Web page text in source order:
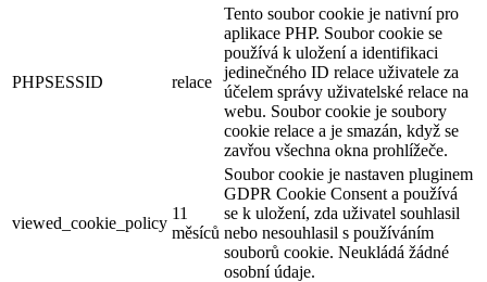
PHPSESSID relace
Tento soubor cookie je nativní pro
aplikace PHP. Soubor cookie se
používá k uložení a identifikaci
jedinečného ID relace uživatele za
účelem správy uživatelské relace na
webu. Soubor cookie je soubory
cookie relace a je smazán, když se
zavřou všechna okna prohlížeče.
viewed_cookie_policy
11
měsíců
Soubor cookie je nastaven pluginem
GDPR Cookie Consent a používá
se k uložení, zda uživatel souhlasil
nebo nesouhlasil s používáním
souborů cookie. Neukládá žádné
osobní údaje.